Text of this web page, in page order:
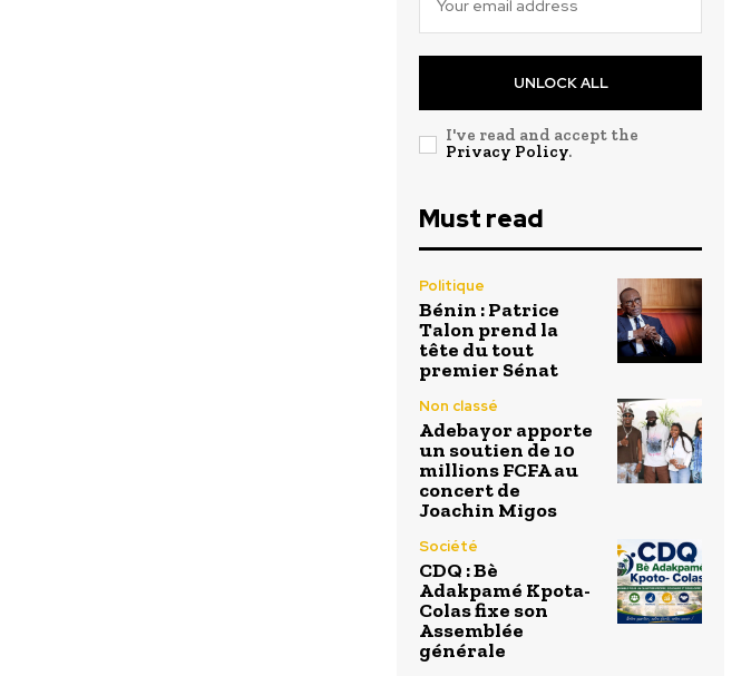
UNLOCK ALL
I've read and accept the
Privacy Policy.
Must read
Politique
Bénin : Patrice
Talon prend la
tête du tout
premier Sénat
Non classé
Adebayor apporte
un soutien de 10
millions FCFA au
concert de
Joachin Migos
Société
CDQ : Bè
Adakpamé Kpota-
Colas fixe son
Assemblée
générale